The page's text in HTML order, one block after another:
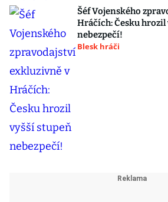
Šéf Vojenského
Hráčích: Česku hrozil
nebezpečí!
Blesk hráči